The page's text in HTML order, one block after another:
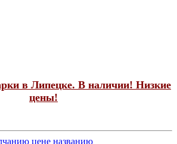
в Липецке. В наличии! Низкие
цены!
цене названию